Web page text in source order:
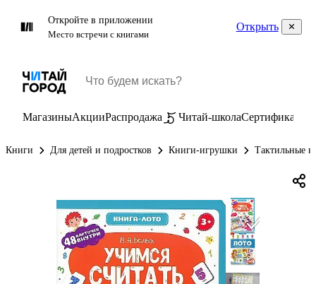
Откройте в приложении
Место встречи с книгами
Открыть
МагазиныАкцииРаспродажа Читай-школаСертификаты
Книги Для детей и подростков Книги-игрушки Тактильные